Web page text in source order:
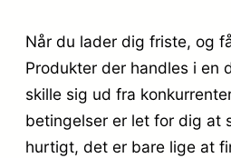
Når du lader dig friste, og
Produkter der handles i en
skille sig ud fra
betingelser er let for dig at
hurtigt, det er bare lige at